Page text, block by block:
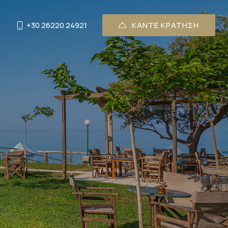
+30 26220 24921 ΚΑΝΤΕ ΚΡΑΤΗΣΗ